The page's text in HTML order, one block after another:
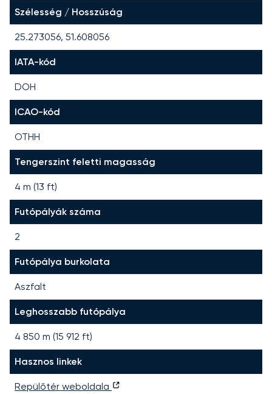
Szélesség / Hosszúság
25.273056, 51.608056
IATA-kód
DOH
ICAO-kód
OTHH
Tengerszint feletti magasság
4 m (13 ft)
Futópályák száma
2
Futópálya burkolata
Aszfalt
Leghosszabb futópálya
4 850 m (15 912 ft)
Hasznos linkek
Repülőtér weboldala